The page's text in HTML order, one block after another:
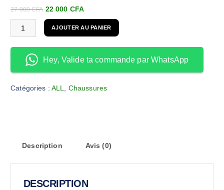
27 000CFA 22 000 CFA
AJOUTER AU PANIER
Hey, Valide ta commande par WhatsApp
Catégories : ALL, Chaussures
Description Avis (0)
DESCRIPTION